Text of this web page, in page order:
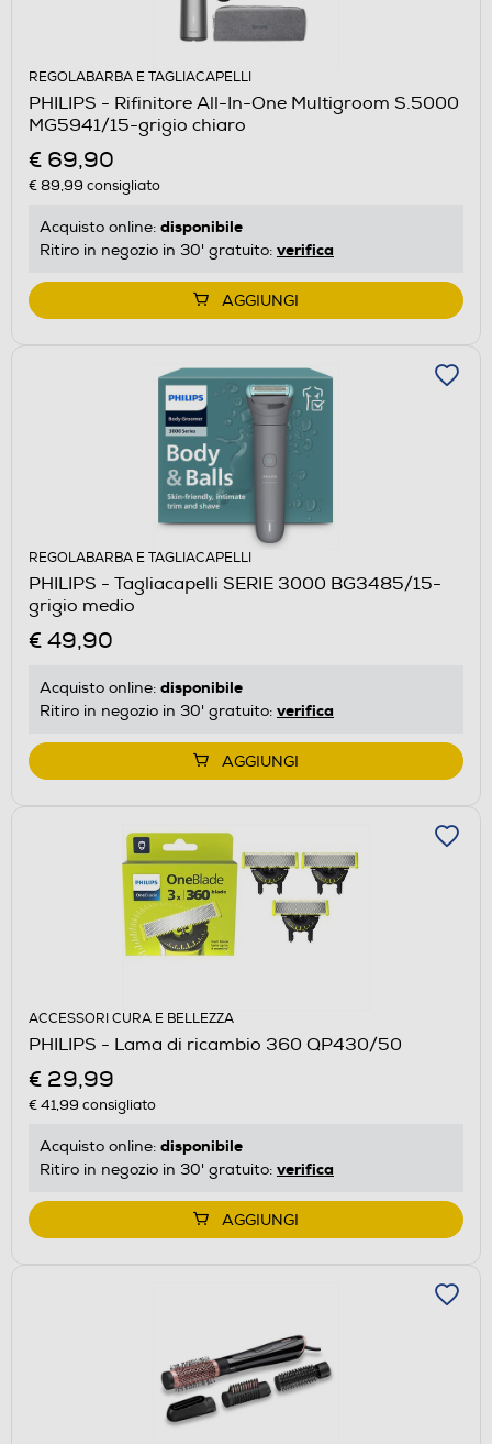
REGOLABARBA E TAGLIACAPELLI
PHILIPS - Rifinitore All-In-One Multigroom S.5000
MG5941/15-grigio chiaro
€ 69,90
€ 89,99 consigliato
Acquisto online: disponibile
Ritiro in negozio in 30' gratuito: verifica
AGGIUNGI
REGOLABARBA E TAGLIACAPELLI
PHILIPS - Tagliacapelli SERIE 3000 BG3485/15-
grigio medio
€ 49,90
Acquisto online: disponibile
Ritiro in negozio in 30' gratuito: verifica
AGGIUNGI
ACCESSORI CURA E BELLEZZA
PHILIPS - Lama di ricambio 360 QP430/50
€ 29,99
€ 41,99 consigliato
Acquisto online: disponibile
Ritiro in negozio in 30' gratuito: verifica
AGGIUNGI